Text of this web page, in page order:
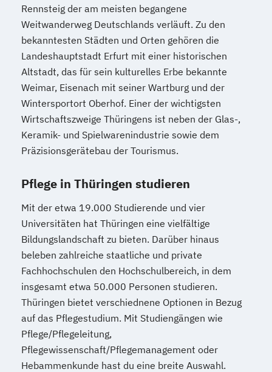
Rennsteig der am meisten begangene
Weitwanderweg Deutschlands verläuft. Zu den
bekanntesten Städten und Orten gehören die
Landeshauptstadt Erfurt mit einer historischen
Altstadt, das für sein kulturelles Erbe bekannte
Weimar, Eisenach mit seiner Wartburg und der
Wintersportort Oberhof. Einer der wichtigsten
Wirtschaftszweige Thüringens ist neben der Glas-,
Keramik- und Spielwarenindustrie sowie dem
Präzisionsgerätebau der Tourismus.
Pflege in Thüringen studieren
Mit der etwa 19.000 Studierende und vier
Universitäten hat Thüringen eine vielfältige
Bildungslandschaft zu bieten. Darüber hinaus
beleben zahlreiche staatliche und private
Fachhochschulen den Hochschulbereich, in dem
insgesamt etwa 50.000 Personen studieren.
Thüringen bietet verschiednene Optionen in Bezug
auf das Pflegestudium. Mit Studiengängen wie
Pflege/Pflegeleitung,
Pflegewissenschaft/Pflegemanagement oder
Hebammenkunde hast du eine breite Auswahl.